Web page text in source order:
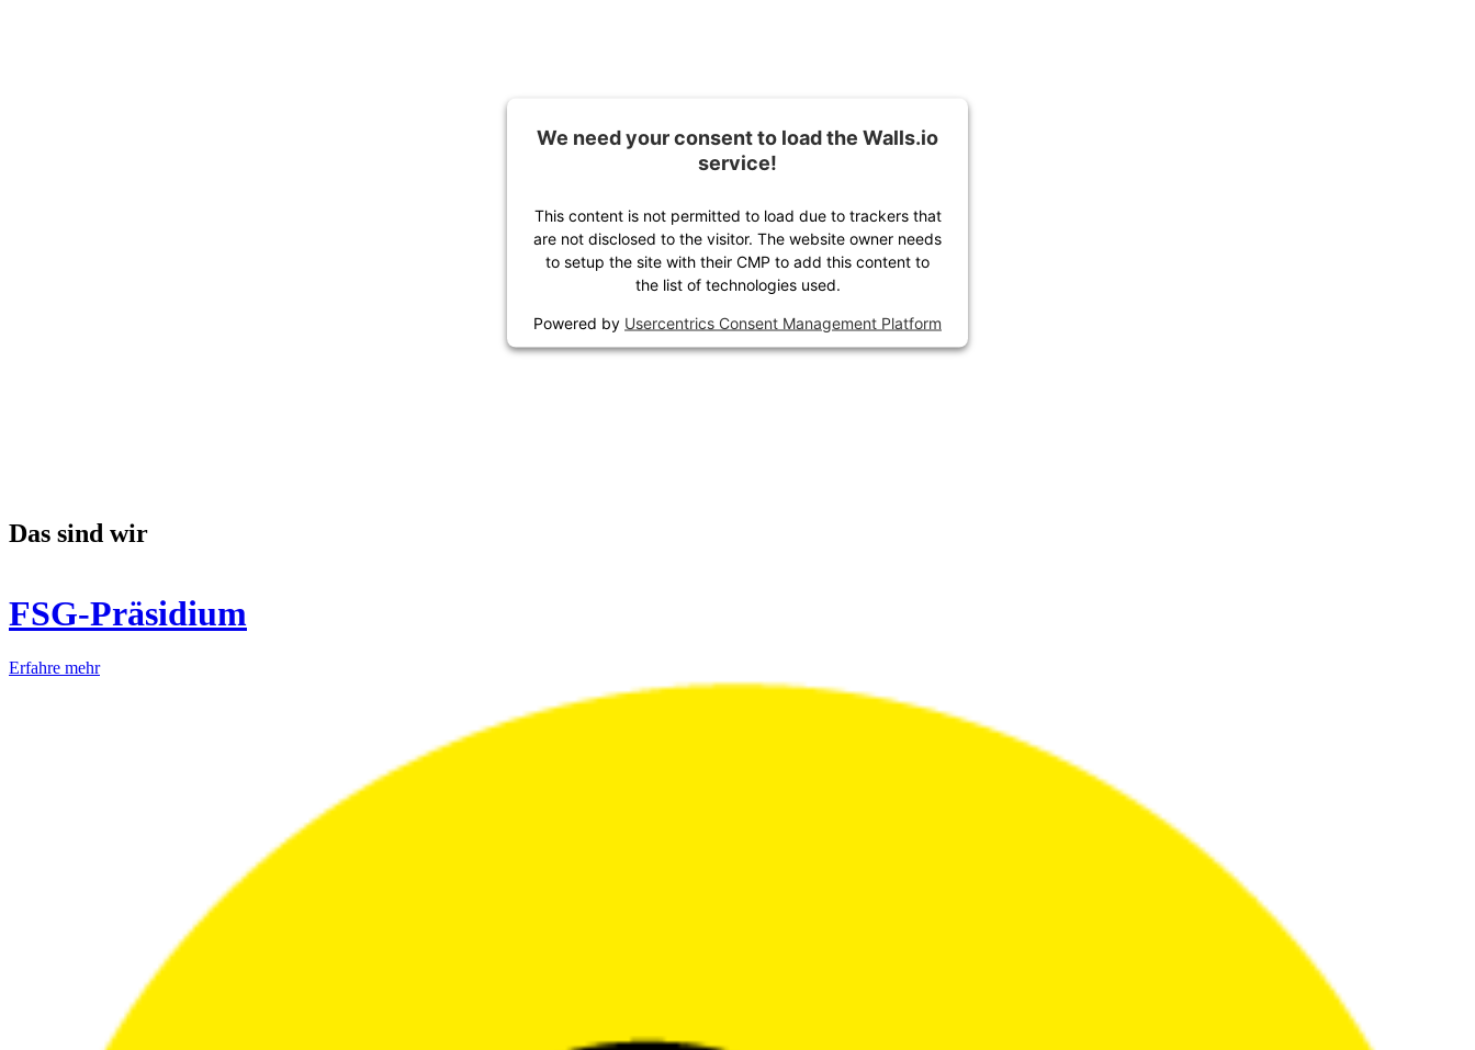
We need your consent to load the Walls.io
service!
This content is not permitted to load due to trackers that
are not disclosed to the visitor. The website owner needs
to setup the site with their CMP to add this content to
the list of technologies used.
Powered by Usercentrics Consent Management Platform
Das sind wir
FSG-Präsidium
Erfahre mehr